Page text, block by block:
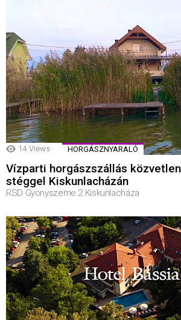
14 Views HORGÁSZNYARALÓ
Vízparti horgászszállás
stéggel Kiskunlacházán
RSD Gyönyszeme 2 Kiskunlacháza